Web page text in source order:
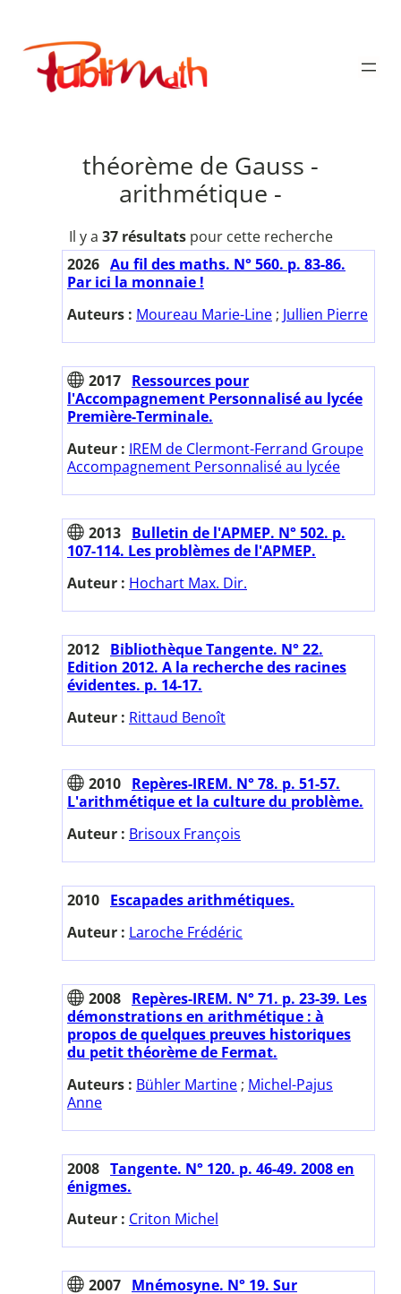
contenu
Publimath
théorème de Gauss -
arithmétique -
Il y a 37 résultatspour cette recherche
2026 Au fil des maths. N° 560. p. 83-86.
Par ici la monnaie !
Auteurs : Moureau Marie-Line ; Jullien Pierre
2017 Ressources pour
l'Accompagnement Personnalisé au lycée
Première-Terminale.
Auteur : IREM de Clermont-Ferrand Groupe
Accompagnement Personnalisé au lycée
2013 Bulletin de l'APMEP. N° 502. p.
107-114. Les problèmes de l'APMEP.
Auteur : Hochart Max. Dir.
2012 Bibliothèque Tangente. N° 22.
Edition 2012. A la recherche des racines
évidentes. p. 14-17.
Auteur : Rittaud Benoît
2010 Repères-IREM. N° 78. p. 51-57.
L'arithmétique et la culture du problème.
Auteur : Brisoux François
2010 Escapades arithmétiques.
Auteur : Laroche Frédéric
2008 Repères-IREM. N° 71. p. 23-39. Les
démonstrations en arithmétique : à
propos de quelques preuves historiques
du petit théorème de Fermat.
Auteurs : Bühler Martine ; Michel-Pajus
Anne
2008 Tangente. N° 120. p. 46-49. 2008 en
énigmes.
Auteur : Criton Michel
2007 Mnémosyne. N° 19. Sur